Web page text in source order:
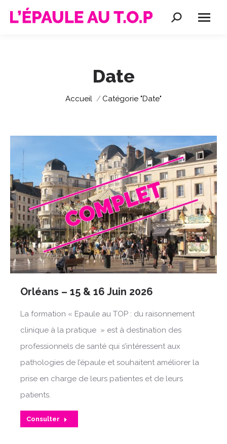
Recherche
Date
Vous êtes ici :
Accueil Catégorie "Date"
Orléans – 15 & 16 Juin 2026
La formation « Epaule au TOP : du raisonnement
clinique à la pratique » est à destination des
professionnels de santé qui s’intéressent aux
pathologies de l’épaule et souhaitent améliorer la
prise en charge de leurs patientes et de leurs
patients.
Consulter